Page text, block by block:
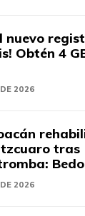
nuevo
Obtén 4
2026
tras
2026